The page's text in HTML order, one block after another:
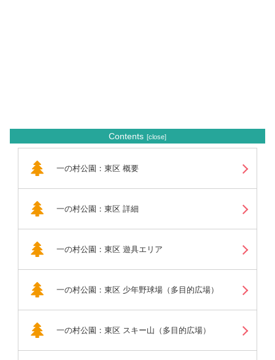
Contents
一の村公園：東区 概要
一の村公園：東区 詳細
一の村公園：東区 遊具エリア
一の村公園：東区 少年野球場（多目的広場）
一の村公園：東区 スキー山（多目的広場）